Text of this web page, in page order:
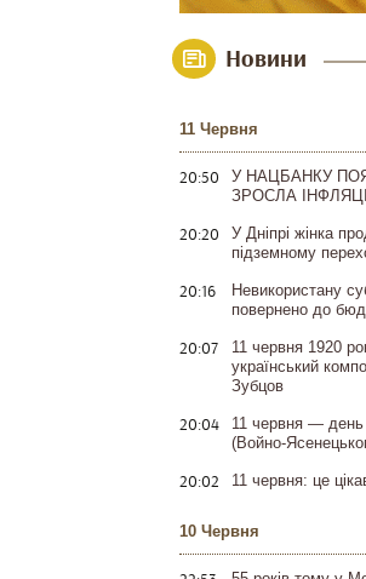
Новини
11 Червня
20:50
У НАЦБАНКУ
ЗРОСЛА
20:20
У Дніпрі жінка
підземному
20:16
Невикористану
повернено до
20:07
11 червня 1920
український
Зубцов
20:04
11 червня — день
(Войно-
20:02 11 червня: це
10 Червня